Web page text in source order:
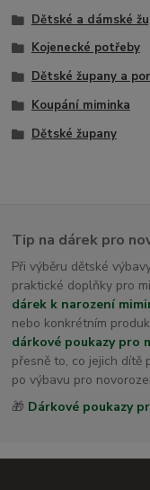
Dětské a dámské
Kojenecké potřeby
Dětské župany a
Koupání miminka
Dětské župany
Tip na dárek pro
Při výběru dětské
praktické doplňky pro
dárek k narození
nebo konkrétním
dárkové poukazy pro
přesně to, co jejich dítě
po výbavu pro
🎁 Dárkové poukazy